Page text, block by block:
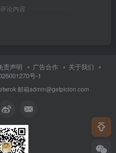
论内容
责声明 广告合作
关于我们
号-1
邮箱admin@getpicion.com ·